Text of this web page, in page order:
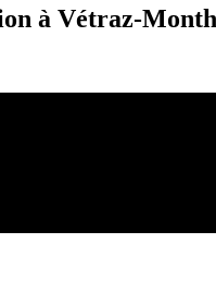
à Vétraz-